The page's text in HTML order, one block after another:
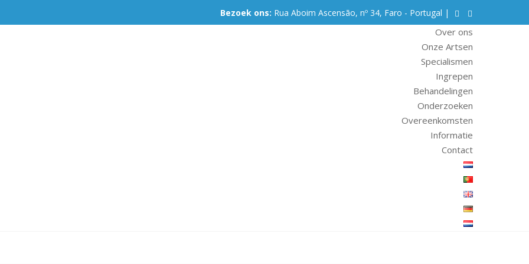
Bezoek ons: Rua Aboim Ascensão, nº 34, Faro - Portugal |
Over ons
Onze Artsen
Specialismen
Ingrepen
Behandelingen
Onderzoeken
Overeenkomsten
Informatie
Contact